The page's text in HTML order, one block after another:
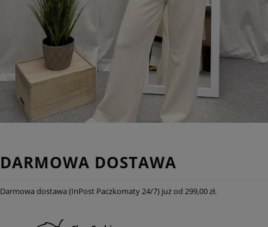
DARMOWA DOSTAWA
Darmowa dostawa (InPost Paczkomaty 24/7) już od 299,00 zł.